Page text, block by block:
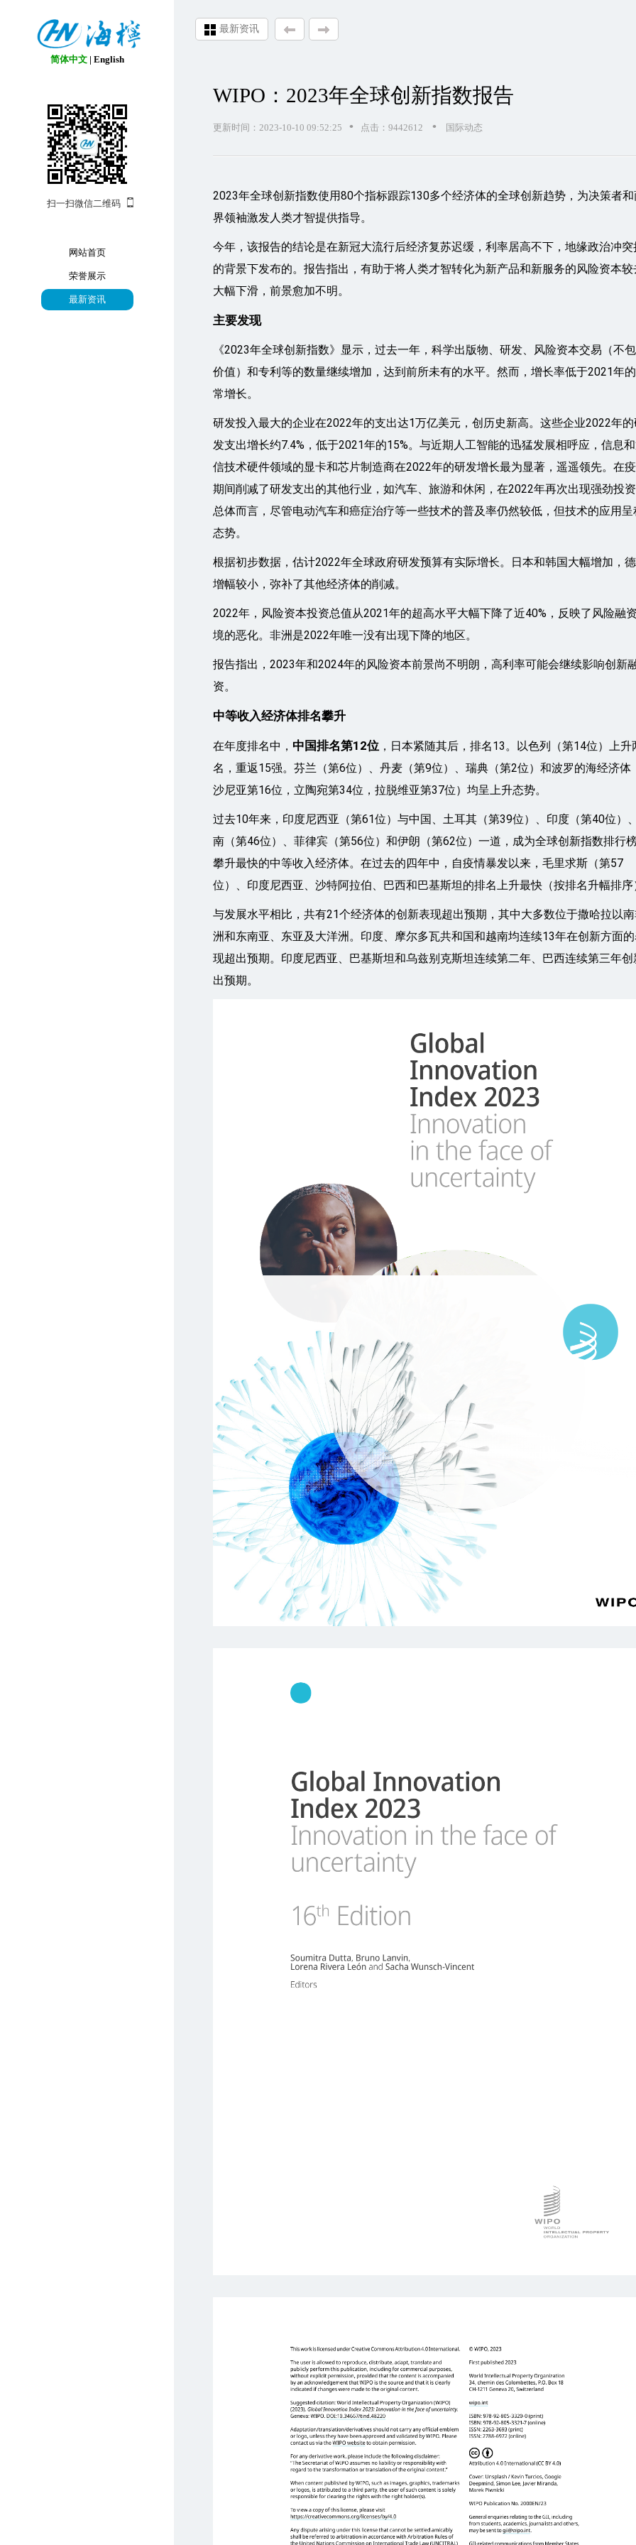
WIPO：2023年全球创新指数报告
更新时间：2023-10-10 09:52:25 • 点击：9442612 • 国际动态
2023年全球创新指数使用80个指标跟踪130多个经济体的全球创新趋势，为决策者和
界领袖激发人类才智提供指导。
今年，该报告的结论是在新冠大流行后经济复苏迟缓，利率居高不下，地缘政治冲突
的背景下发布的。报告指出，有助于将人类才智转化为新产品和新服务的风险资本较
大幅下滑，前景愈加不明。
主要发现
《2023年全球创新指数》显示，过去一年，科学出版物、研发、风险资本交易（不
价值）和专利等的数量继续增加，达到前所未有的水平。然而，增长率低于2021年
常增长。
研发投入最大的企业在2022年的支出达1万亿美元，创历史新高。这些企业2022年的
发支出增长约7.4%，低于2021年的15%。与近期人工智能的迅猛发展相呼应，信息
信技术硬件领域的显卡和芯片制造商在2022年的研发增长最为显著，遥遥领先。在
期间削减了研发支出的其他行业，如汽车、旅游和休闲，在2022年再次出现强劲投
总体而言，尽管电动汽车和癌症治疗等一些技术的普及率仍然较低，但技术的应用呈
态势。
根据初步数据，估计2022年全球政府研发预算有实际增长。日本和韩国大幅增加，
增幅较小，弥补了其他经济体的削减。
2022年，风险资本投资总值从2021年的超高水平大幅下降了近40%，反映了风险融
境的恶化。非洲是2022年唯一没有出现下降的地区。
报告指出，2023年和2024年的风险资本前景尚不明朗，高利率可能会继续影响创新
资。
中等收入经济体排名攀升
在年度排名中， 中国排名第12位 ，日本紧随其后，排名13。以色列（第14位）上升
名，重返15强。芬兰（第6位）、丹麦（第9位）、瑞典（第2位）和波罗的海经济体
沙尼亚第16位，立陶宛第34位，拉脱维亚第37位）均呈上升态势。
过去10年来，印度尼西亚（第61位）与中国、土耳其（第39位）、印度（第40位）
南（第46位）、菲律宾（第56位）和伊朗（第62位）一道，成为全球创新指数排行
攀升最快的中等收入经济体。在过去的四年中，自疫情暴发以来，毛里求斯（第57
位）、印度尼西亚、沙特阿拉伯、巴西和巴基斯坦的排名上升最快（按排名升幅排序
与发展水平相比，共有21个经济体的创新表现超出预期，其中大多数位于撒哈拉以
洲和东南亚、东亚及大洋洲。印度、摩尔多瓦共和国和越南均连续13年在创新方面
现超出预期。印度尼西亚、巴基斯坦和乌兹别克斯坦连续第二年、巴西连续第三年创
出预期。
最新资讯
简体中文| English
扫一扫微信二维码
网站首页
荣誉展示
最新资讯